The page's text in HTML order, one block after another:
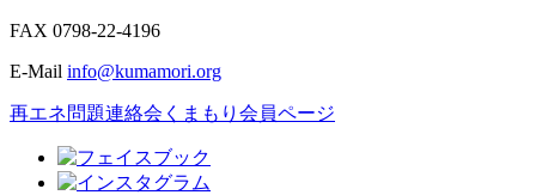
FAX 0798-22-4196
E-Mail info@kumamori.org
再エネ問題連絡会 くまもり会員ページ